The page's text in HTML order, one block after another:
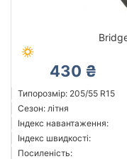
430 ₴
Типорозмір: 205/55 R15
Сезон: літня
Індекс навантаження:
Індекс швидкості:
Посиленість: